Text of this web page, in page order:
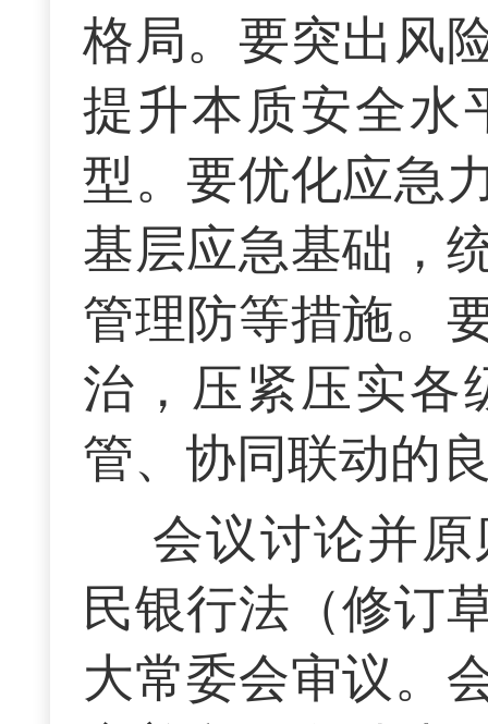
格局。要突出风
提升本质安全水
型。要优化应急
基层应急基础，
管理防等措施。
治，压紧压实各
管、协同联动的
会议讨论并
民银行法（修订
大常委会审议。